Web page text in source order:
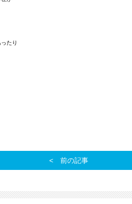
たり
前の記事